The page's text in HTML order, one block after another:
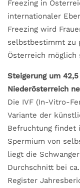
Freezing in
internationaler
Freezing wird
selbstbestimmt zu
Österreich möglich
Steigerung um
Niederösterreich
Die IVF (In-Vitro-
Variante der
Befruchtung findet
Spermium von
liegt die
Durchschnitt bei
Register